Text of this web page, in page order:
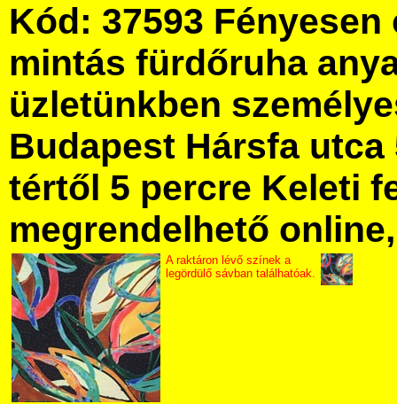
Kód: 37593
mintás fürdőruha
üzletünkben
Budapest Hársfa utca
tértől 5 percre Keleti
megrendelhető
A raktáron lévő színek a
legördülő sávban találhatóak.